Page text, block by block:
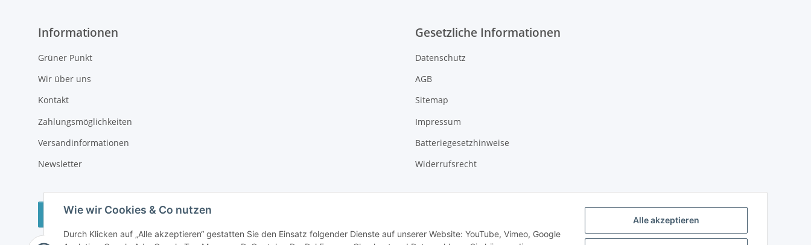
Alle akzeptieren
Wie wir Cookies & Co nutzen
Durch Klicken auf „Alle akzeptieren“ gestatten Sie den Einsatz folgender Dienste auf unserer Website: YouTube, Vimeo, Google
Informationen
Grüner Punkt
Wir über uns
Kontakt
Zahlungsmöglichkeiten
Versandinformationen
Newsletter
Gesetzliche Informationen
Datenschutz
AGB
Sitemap
Impressum
Batteriegesetzhinweise
Widerrufsrecht
Vertrag widerrufen